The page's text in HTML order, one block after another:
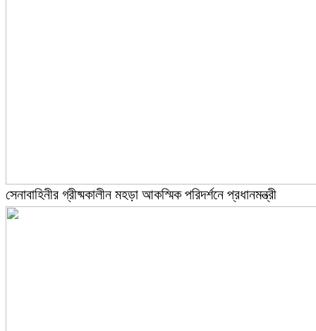
সেনাবাহিনীর গ্রীষ্মকালীন মহড়া আকস্মিক পরিদর্শনে প্রধানমন্ত্রী